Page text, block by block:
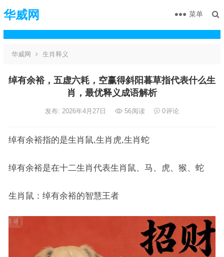
华威网 菜单
华威网 生肖释义
绰有余裕，五虚六耗，空赢得斜阳暮草指代表什么生
肖，最优释义成语解析
发布: 2026年4月27日 56阅读 0评论
绰有余裕指的是生肖鼠,生肖虎,生肖蛇
绰有余裕是在十二生肖代表生肖鼠、马、虎、猴、蛇
生肖鼠：绰有余裕的智慧王者